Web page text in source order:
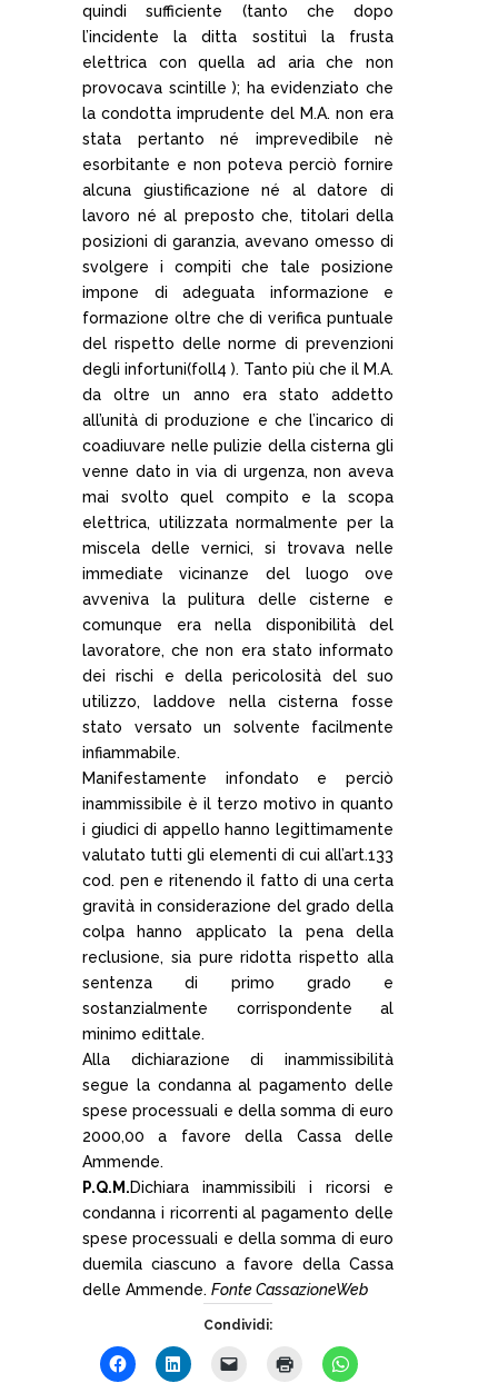
quindi sufficiente (tanto che dopo
l’incidente la ditta sostituì la frusta
elettrica con quella ad aria che non
provocava scintille ); ha evidenziato che
la condotta imprudente del M.A. non era
stata pertanto né imprevedibile nè
esorbitante e non poteva perciò fornire
alcuna giustificazione né al datore di
lavoro né al preposto che, titolari della
posizioni di garanzia, avevano omesso di
svolgere i compiti che tale posizione
impone di adeguata informazione e
formazione oltre che di verifica puntuale
del rispetto delle norme di prevenzioni
degli infortuni(foll4 ). Tanto più che il M.A.
da oltre un anno era stato addetto
all’unità di produzione e che l’incarico di
coadiuvare nelle pulizie della cisterna gli
venne dato in via di urgenza, non aveva
mai svolto quel compito e la scopa
elettrica, utilizzata normalmente per la
miscela delle vernici, si trovava nelle
immediate vicinanze del luogo ove
avveniva la pulitura delle cisterne e
comunque era nella disponibilità del
lavoratore, che non era stato informato
dei rischi e della pericolosità del suo
utilizzo, laddove nella cisterna fosse
stato versato un solvente facilmente
infiammabile.
Manifestamente infondato e perciò
inammissibile è il terzo motivo in quanto
i giudici di appello hanno legittimamente
valutato tutti gli elementi di cui all’art.133
cod. pen e ritenendo il fatto di una certa
gravità in considerazione del grado della
colpa hanno applicato la pena della
reclusione, sia pure ridotta rispetto alla
sentenza di primo grado e
sostanzialmente corrispondente al
minimo edittale.
Alla dichiarazione di inammissibilità
segue la condanna al pagamento delle
spese processuali e della somma di euro
2000,00 a favore della Cassa delle
Ammende.
P.Q.M.Dichiara inammissibili i ricorsi e
condanna i ricorrenti al pagamento delle
spese processuali e della somma di euro
duemila ciascuno a favore della Cassa
delle Ammende. Fonte CassazioneWeb
Condividi: